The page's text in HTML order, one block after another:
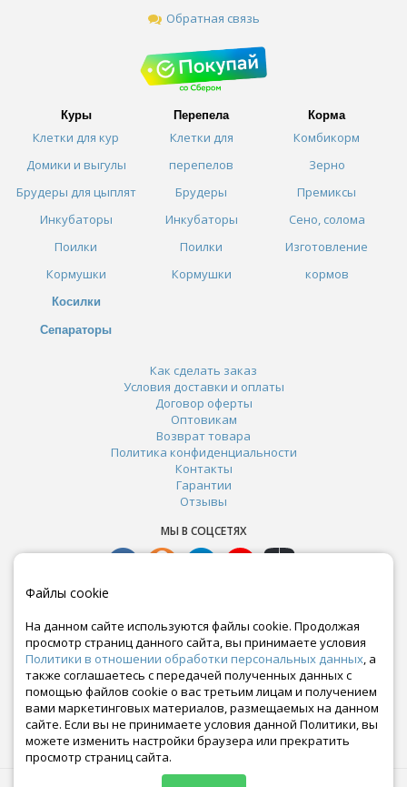
Обратная связь
Куры
Клетки для кур
Домики и выгулы
Брудеры для цыплят
Инкубаторы
Поилки
Кормушки
Косилки
Сепараторы
Перепела
Клетки для
перепелов
Брудеры
Инкубаторы
Поилки
Кормушки
Корма
Комбикорм
Зерно
Премиксы
Сено, солома
Изготовление
кормов
Как сделать заказ
Условия доставки и оплаты
Договор оферты
Оптовикам
Возврат товара
Политика конфиденциальности
Контакты
Гарантии
Отзывы
МЫ В СОЦСЕТЯХ
Почта:
crazy-ferma@yandex.ru
Файлы cookie
На данном сайте используются файлы cookie. Продолжая
просмотр страниц данного сайта, вы принимаете условия
Политики в отношении обработки персональных данных, а
также соглашаетесь с передачей полученных данных с
помощью файлов cookie о вас третьим лицам и получением
вами маркетинговых материалов, размещаемых на данном
сайте. Если вы не принимаете условия данной Политики, вы
можете изменить настройки браузера или прекратить
просмотр страниц сайта.